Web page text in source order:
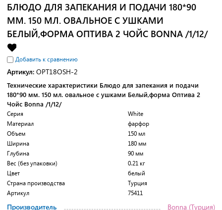
БЛЮДО ДЛЯ ЗАПЕКАНИЯ И ПОДАЧИ 180*90
ММ. 150 МЛ. ОВАЛЬНОЕ С УШКАМИ
БЕЛЫЙ,ФОРМА ОПТИВА 2 ЧОЙС BONNA /1/12/
Добавить к сравнению
Артикул: OPT18OSH-2
Технические характеристики Блюдо для запекания и подачи
180*90 мм. 150 мл. овальное с ушками Белый,форма Оптива 2
Чойс Bonna /1/12/
Серия
White
Материал
фарфор
Объем
150 мл
Ширина
180 мм
Глубина
90 мм
Вес (без упаковки)
0.21 кг
Цвет
белый
Страна производства
Турция
Артикул
75411
Производитель
Bonna (Турция)